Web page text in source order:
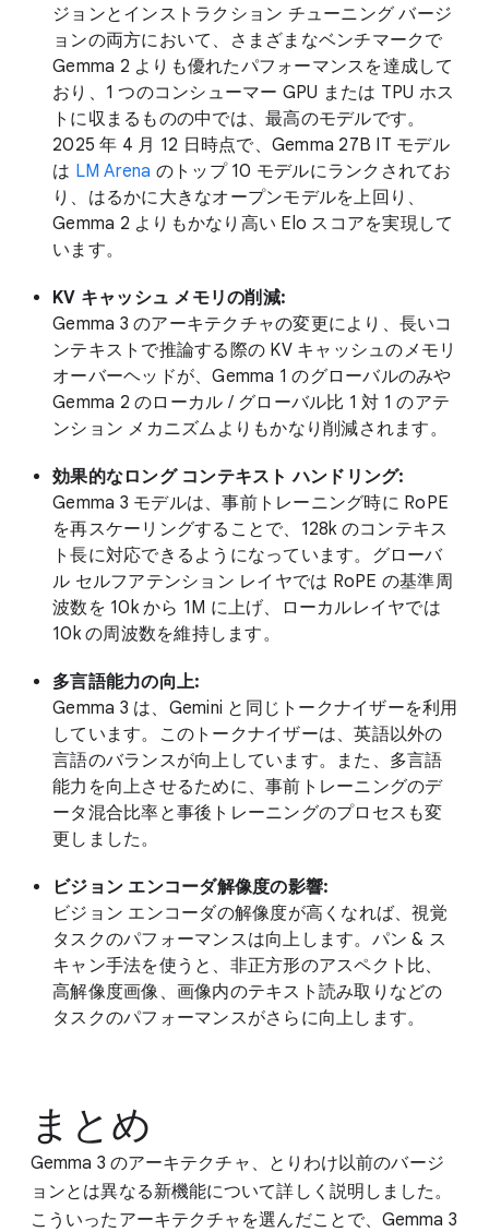
ジョンとインストラクション チューニング バージ
ョンの両方において、さまざまなベンチマークで
Gemma 2 よりも優れたパフォーマンスを達成して
おり、1 つのコンシューマー GPU または TPU ホス
トに収まるものの中では、最高のモデルです。
2025 年 4 月 12 日時点で、Gemma 27B IT モデル
は LM Arena のトップ 10 モデルにランクされてお
り、はるかに大きなオープンモデルを上回り、
Gemma 2 よりもかなり高い Elo スコアを実現して
います。
KV キャッシュ メモリの削減:
Gemma 3 のアーキテクチャの変更により、長いコ
ンテキストで推論する際の KV キャッシュのメモリ
オーバーヘッドが、Gemma 1 のグローバルのみや
Gemma 2 のローカル / グローバル比 1 対 1 のアテ
ンション メカニズムよりもかなり削減されます。
効果的なロング コンテキスト ハンドリング:
Gemma 3 モデルは、事前トレーニング時に RoPE
を再スケーリングすることで、128k のコンテキス
ト長に対応できるようになっています。グローバ
ル セルフアテンション レイヤでは RoPE の基準周
波数を 10k から 1M に上げ、ローカルレイヤでは
10k の周波数を維持します。
多言語能力の向上:
Gemma 3 は、Gemini と同じトークナイザーを利用
しています。このトークナイザーは、英語以外の
言語のバランスが向上しています。また、多言語
能力を向上させるために、事前トレーニングのデ
ータ混合比率と事後トレーニングのプロセスも変
更しました。
ビジョン エンコーダ解像度の影響:
ビジョン エンコーダの解像度が高くなれば、視覚
タスクのパフォーマンスは向上します。パン & ス
キャン手法を使うと、非正方形のアスペクト比、
高解像度画像、画像内のテキスト読み取りなどの
タスクのパフォーマンスがさらに向上します。
まとめ
Gemma 3 のアーキテクチャ、とりわけ以前のバージ
ョンとは異なる新機能について詳しく説明しました。
こういったアーキテクチャを選んだことで、Gemma 3